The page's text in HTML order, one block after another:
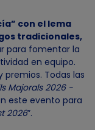
con el lema
tradicionales,
para fomentar la
en equipo.
Todas las
Majorals 2026 -
este evento para
2026”.